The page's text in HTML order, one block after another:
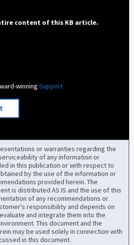
content of this KB article.
winningSupport
or warranties regarding the
of any information or
in this publication or with respect to
by the use of the information or
provided herein. The
is distributed AS IS and the use of this
of any recommendations or
responsibility and depends on
and integrate them into the
This document and the
may be used solely in connection with
in this document.